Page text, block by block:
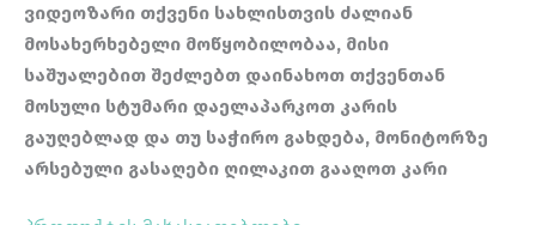
ვიდეოზარი თქვენი სახლისთვის ძალიან
მოსახერხებელი მოწყობილობაა, მისი
საშუალებით შეძლებთ დაინახოთ თქვენთან
მოსული სტუმარი დაელაპარკოთ კარის
გაუღებლად და თუ საჭირო გახდება, მონიტორზე
არსებული გასაღები ღილაკით გააღოთ კარი